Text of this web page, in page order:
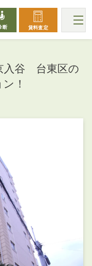
断 賃料査定
入谷 台東区の
！